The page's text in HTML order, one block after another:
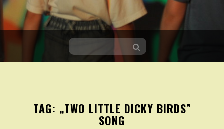
TAG: „TWO LITTLE DICKY BIRDS”
SONG